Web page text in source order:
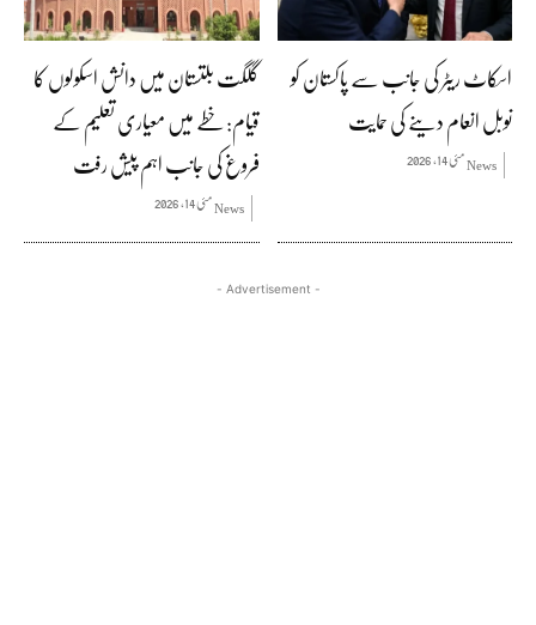
اسکاٹ ریٹر کی جانب سے پاکستان کو
نوبل انعام دینے کی حمایت
Newsمئی 14, 2026
گلگت بلتستان میں دانش اسکولوں کا
قیام: خطے میں معیاری تعلیم کے
فروغ کی جانب اہم پیش رفت
Newsمئی 14, 2026
- Advertisement -